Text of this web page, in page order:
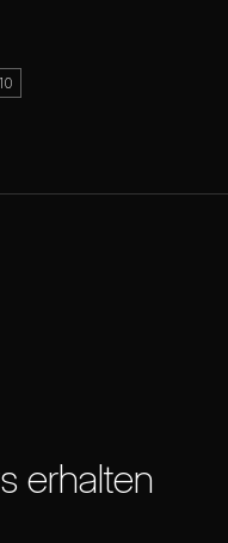
10
erhalten